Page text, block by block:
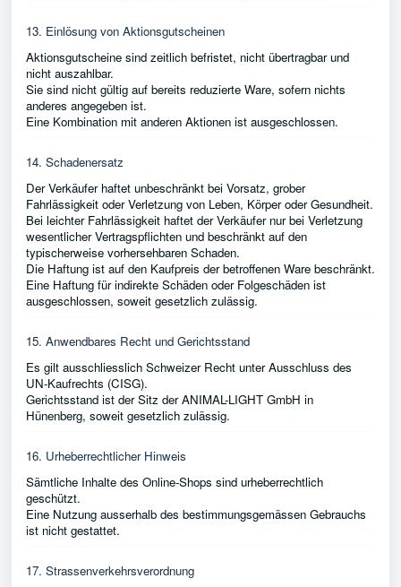
13. Einlösung von Aktionsgutscheinen
Aktionsgutscheine sind zeitlich befristet, nicht übertragbar und
nicht auszahlbar.
Sie sind nicht gültig auf bereits reduzierte Ware, sofern nichts
anderes angegeben ist.
Eine Kombination mit anderen Aktionen ist ausgeschlossen.
14. Schadenersatz
Der Verkäufer haftet unbeschränkt bei Vorsatz, grober
Fahrlässigkeit oder Verletzung von Leben, Körper oder Gesundheit.
Bei leichter Fahrlässigkeit haftet der Verkäufer nur bei Verletzung
wesentlicher Vertragspflichten und beschränkt auf den
typischerweise vorhersehbaren Schaden.
Die Haftung ist auf den Kaufpreis der betroffenen Ware beschränkt.
Eine Haftung für indirekte Schäden oder Folgeschäden ist
ausgeschlossen, soweit gesetzlich zulässig.
15. Anwendbares Recht und Gerichtsstand
Es gilt ausschliesslich Schweizer Recht unter Ausschluss des
UN-Kaufrechts (CISG).
Gerichtsstand ist der Sitz der ANIMAL-LIGHT GmbH in
Hünenberg, soweit gesetzlich zulässig.
16. Urheberrechtlicher Hinweis
Sämtliche Inhalte des Online-Shops sind urheberrechtlich
geschützt.
Eine Nutzung ausserhalb des bestimmungsgemässen Gebrauchs
ist nicht gestattet.
17. Strassenverkehrsverordnung